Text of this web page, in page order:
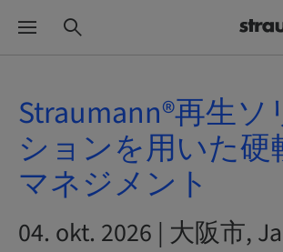
Straumann®再生ソ
ションを用いた硬
マネジメント
04. okt. 2026 | 大阪市,